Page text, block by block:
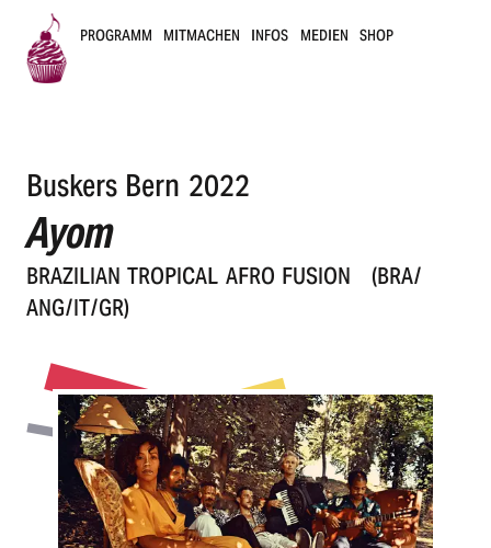
s
k
e
s
B
PROGRAMM MITMACHEN INFOS MEDIEN SHOP
Buskers Bern 2022
Ayom
BRAZI­LI­AN TROPI­CAL AFRO FUSION
(BRA /
ANG / IT / GR)